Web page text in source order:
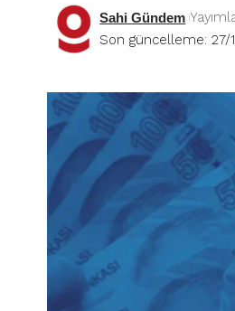
Son güncelleme: 27/
Sahi Gündem